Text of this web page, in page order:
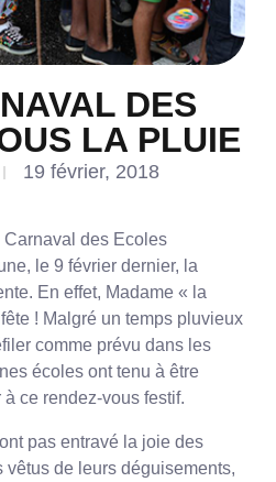
DES
LA PLUIE
19 février, 2018
des Ecoles
le 9 février dernier, la
En effet, Madame « la
! Malgré un temps pluvieux
comme prévu dans les
écoles ont tenu à être
ce rendez-vous festif.
pas entravé la joie des
vêtus de leurs déguisements,